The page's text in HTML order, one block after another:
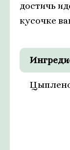
достичь
кусочке